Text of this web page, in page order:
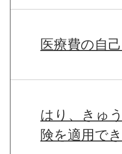
医療費の自
はり、きゅ
険を適用で